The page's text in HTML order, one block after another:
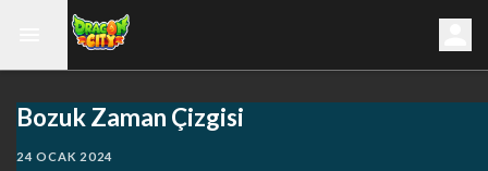
Bozuk Zaman Çizgisi
24 OCAK 2024